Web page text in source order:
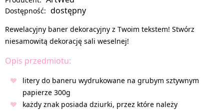
Dostępność: dostępny
Rewelacyjny baner dekoracyjny z Twoim tekstem! Stwórz
niesamowitą dekorację sali weselnej!
Opis przedmiotu:
litery do baneru wydrukowane na grubym sztywnym
papierze 300g
każdy znak posiada dziurki, przez które należy